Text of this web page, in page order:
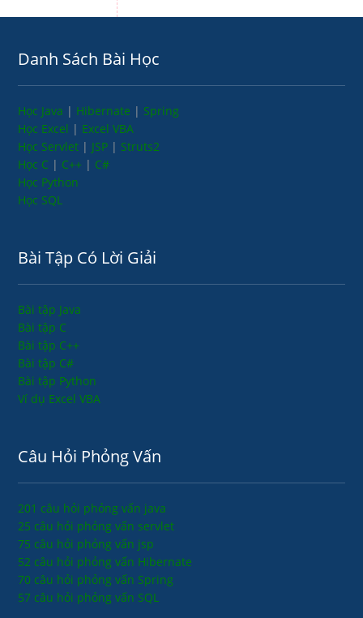
Danh Sách Bài Học
Học Java | Hibernate | Spring
Học Excel | Excel VBA
Học Servlet | JSP | Struts2
Học C | C++ | C#
Học Python
Học SQL
Bài Tập Có Lời Giải
Bài tập Java
Bài tập C
Bài tập C++
Bài tập C#
Bài tập Python
Ví dụ Excel VBA
Câu Hỏi Phỏng Vấn
201 câu hỏi phỏng vấn java
25 câu hỏi phỏng vấn servlet
75 câu hỏi phỏng vấn jsp
52 câu hỏi phỏng vấn Hibernate
70 câu hỏi phỏng vấn Spring
57 câu hỏi phỏng vấn SQL